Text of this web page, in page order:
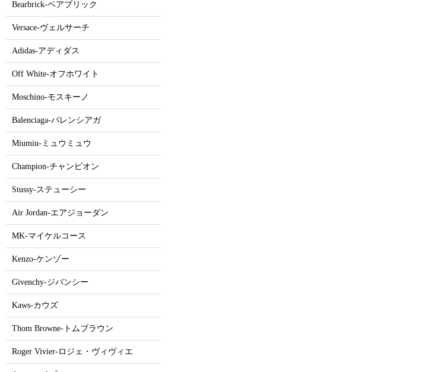
Bearbrick-ベアブリック
Versace-ヴェルサーチ
Adidas-アディダス
Off White-オフホワイト
Moschino-モスキーノ
Balenciaga-バレンシアガ
Miumiu-ミュウミュウ
Champion-チャンピオン
Stussy-ステューシー
Air Jordan-エアジョーダン
MK-マイケルコース
Kenzo-ケンゾー
Givenchy-ジバンシー
Kaws-カウズ
Thom Browne-トムブラウン
Roger Vivier-ロジェ・ヴィヴィエ